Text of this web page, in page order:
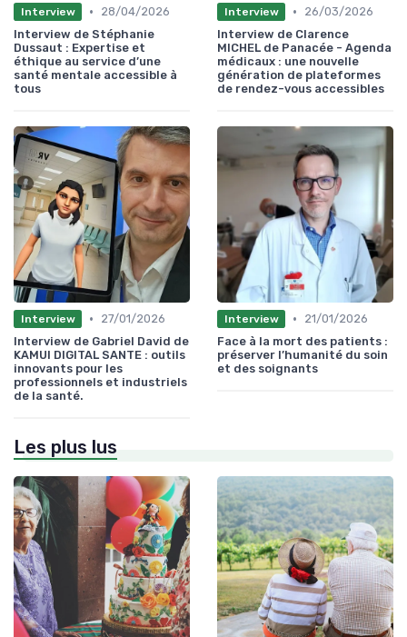
Interview •
28/04/2026
Interview de Stéphanie
Dussaut : Expertise et
éthique au service d’une
santé mentale accessible à
tous
Interview •
26/03/2026
Interview de Clarence
MICHEL de Panacée - Agenda
médicaux : une nouvelle
génération de plateformes
de rendez-vous accessibles
Interview •
27/01/2026
Interview de Gabriel David de
KAMUI DIGITAL SANTE : outils
innovants pour les
professionnels et industriels
de la santé.
Interview •
21/01/2026
Face à la mort des patients :
préserver l’humanité du soin
et des soignants
Les plus lus